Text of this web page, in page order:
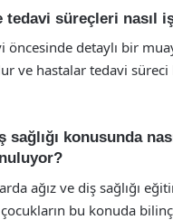
tedavi süreçleri nasıl
öncesinde detaylı bir
ve hastalar tedavi süreci
sağlığı konusunda
ağız ve diş sağlığı
bu konuda